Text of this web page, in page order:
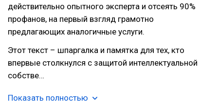
действительно опытного эксперта и отсеять 90%
профанов, на первый взгляд грамотно
предлагающих аналогичные услуги.
Этот текст – шпаргалка и памятка для тех, кто
впервые столкнулся с защитой интеллектуальной
собстве…
Показать полностью